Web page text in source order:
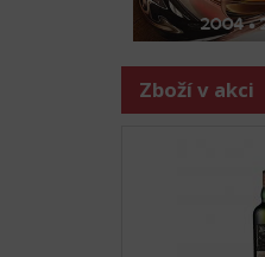
Zboží v akci